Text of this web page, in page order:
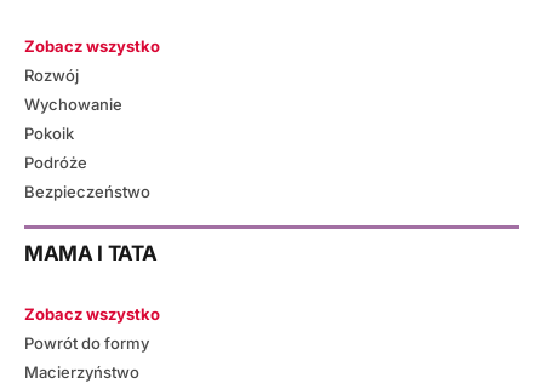
Zobacz wszystko
Rozwój
Wychowanie
Pokoik
Podróże
Bezpieczeństwo
MAMA I TATA
Zobacz wszystko
Powrót do formy
Macierzyństwo